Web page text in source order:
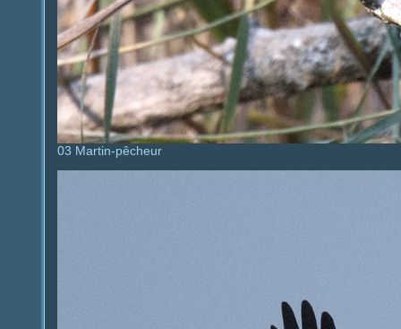
03 Martin-pêcheur